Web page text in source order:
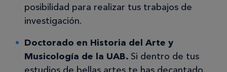
posibilidad para realizar tus trabajos de
investigación.
Doctorado en Historia del Arte y
Musicología de la UAB. Si dentro de tus